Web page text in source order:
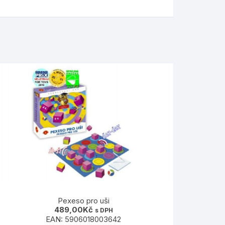
Pexeso pro uši
489,00Kč s DPH
EAN: 5906018003642